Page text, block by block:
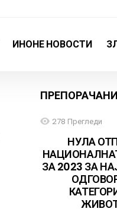
ИНОНЕ НОВОСТИ
ПРЕПОРАЧАНИ
278 Прегледи
НУЛА
ЗА 2023 ЗА